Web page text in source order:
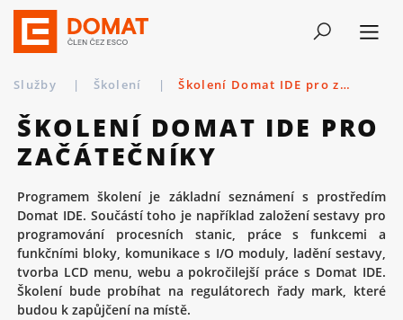
Služby | Školení | Školení Domat IDE pro začátečníky
ŠKOLENÍ DOMAT IDE PRO
ZAČÁTEČNÍKY
Programem školení je základní seznámení s prostředím
Domat IDE. Součástí toho je například založení sestavy pro
programování procesních stanic, práce s funkcemi a
funkčními bloky, komunikace s I/O moduly, ladění sestavy,
tvorba LCD menu, webu a pokročilejší práce s Domat IDE.
Školení bude probíhat na regulátorech řady mark, které
budou k zapůjčení na místě.